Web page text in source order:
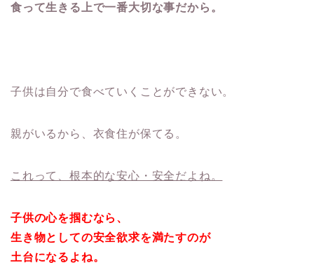
食って生きる上で一番大切な事だから。
子供は自分で食べていくことができない。
親がいるから、衣食住が保てる。
これって、根本的な安心・安全だよね。
子供の心を掴むなら、
生き物としての安全欲求を満たすのが
土台になるよね。